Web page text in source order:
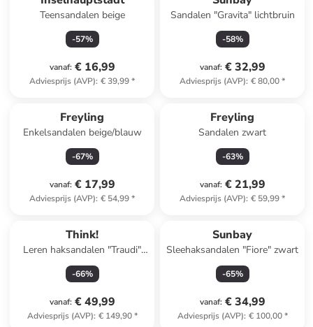
Teensandalen beige
-57%
vanaf: € 16,99
Adviesprijs (AVP): € 39,99*
Sandalen "Gravita" lichtbruin
-58%
vanaf: € 32,99
Adviesprijs (AVP): € 80,00*
Freyling
Enkelsandalen beige/blauw
-67%
vanaf: € 17,99
Adviesprijs (AVP): € 54,99*
Freyling
Sandalen zwart
-63%
vanaf: € 21,99
Adviesprijs (AVP): € 59,99*
Think!
Leren haksandalen "Traudi"
kaki
-66%
vanaf: € 49,99
Adviesprijs (AVP): € 149,90*
Sunbay
Sleehaksandalen "Fiore" zwart
-65%
vanaf: € 34,99
Adviesprijs (AVP): € 100,00*